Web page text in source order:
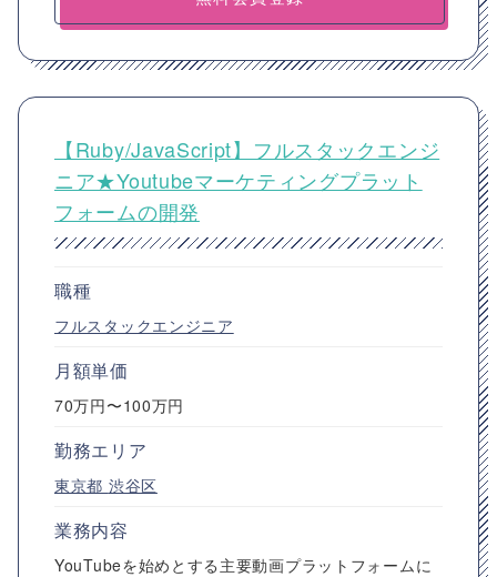
【Ruby/JavaScript】フルスタックエンジ
ニア★Youtubeマーケティングプラット
フォームの開発
職種
フルスタックエンジニア
月額単価
70万円〜100万円
勤務エリア
東京都 渋谷区
業務内容
YouTubeを始めとする主要動画プラットフォームに